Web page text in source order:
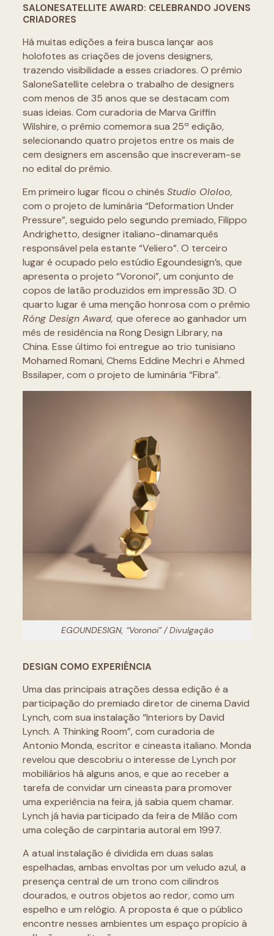
SALONESATELLITE AWARD: CELEBRANDO JOVENS
CRIADORES
Há muitas edições a feira busca lançar aos
holofotes as criações de jovens designers,
trazendo visibilidade a esses criadores. O prêmio
SaloneSatellite celebra o trabalho de designers
com menos de 35 anos que se destacam com
suas ideias. Com curadoria de Marva Griffin
Wilshire, o prêmio comemora sua 25ª edição,
selecionando quatro projetos entre os mais de
cem designers em ascensão que inscreveram-se
no edital do prêmio.
Em primeiro lugar ficou o chinês Studio Ololoo,
com o projeto de luminária “Deformation Under
Pressure”, seguido pelo segundo premiado, Filippo
Andrighetto, designer italiano-dinamarquês
responsável pela estante “Veliero”. O terceiro
lugar é ocupado pelo estúdio Egoundesign’s, que
apresenta o projeto “Voronoi”, um conjunto de
copos de latão produzidos em impressão 3D. O
quarto lugar é uma menção honrosa com o prêmio
Róng Design Award, que oferece ao ganhador um
mês de residência na Rong Design Library, na
China. Esse último foi entregue ao trio tunisiano
Mohamed Romani, Chems Eddine Mechri e Ahmed
Bssilaper, com o projeto de luminária “Fibra”.
EGOUNDESIGN, “Voronoi” / Divulgação
DESIGN COMO EXPERIÊNCIA
Uma das principais atrações dessa edição é a
participação do premiado diretor de cinema David
Lynch, com sua instalação “Interiors by David
Lynch. A Thinking Room”, com curadoria de
Antonio Monda, escritor e cineasta italiano. Monda
revelou que descobriu o interesse de Lynch por
mobiliários há alguns anos, e que ao receber a
tarefa de convidar um cineasta para promover
uma experiência na feira, já sabia quem chamar.
Lynch já havia participado da feira de Milão com
uma coleção de carpintaria autoral em 1997.
A atual instalação é dividida em duas salas
espelhadas, ambas envoltas por um veludo azul, a
presença central de um trono com cilindros
dourados, e outros objetos ao redor, como um
espelho e um relógio. A proposta é que o público
encontre nesses ambientes um espaço propício à